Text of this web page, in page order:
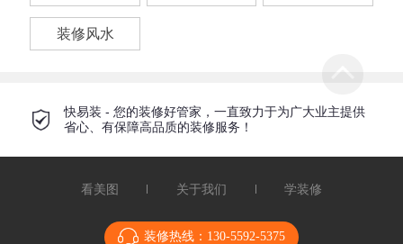
装修风水
快易装 - 您的装修好管家，一直致力于为广大业主提供
省心、有保障高品质的装修服务！
看美图 关于我们 学装修
装修热线： 130-5592-5375